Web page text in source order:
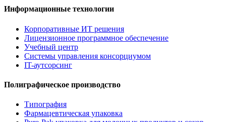
Информационные технологии
Корпоративные ИТ решения
Лицензионное программное обеспечение
Учебный центр
Системы управления консорциумом
IT-аутсорсинг
Полиграфическое производство
Типография
Фармацевтическая упаковка